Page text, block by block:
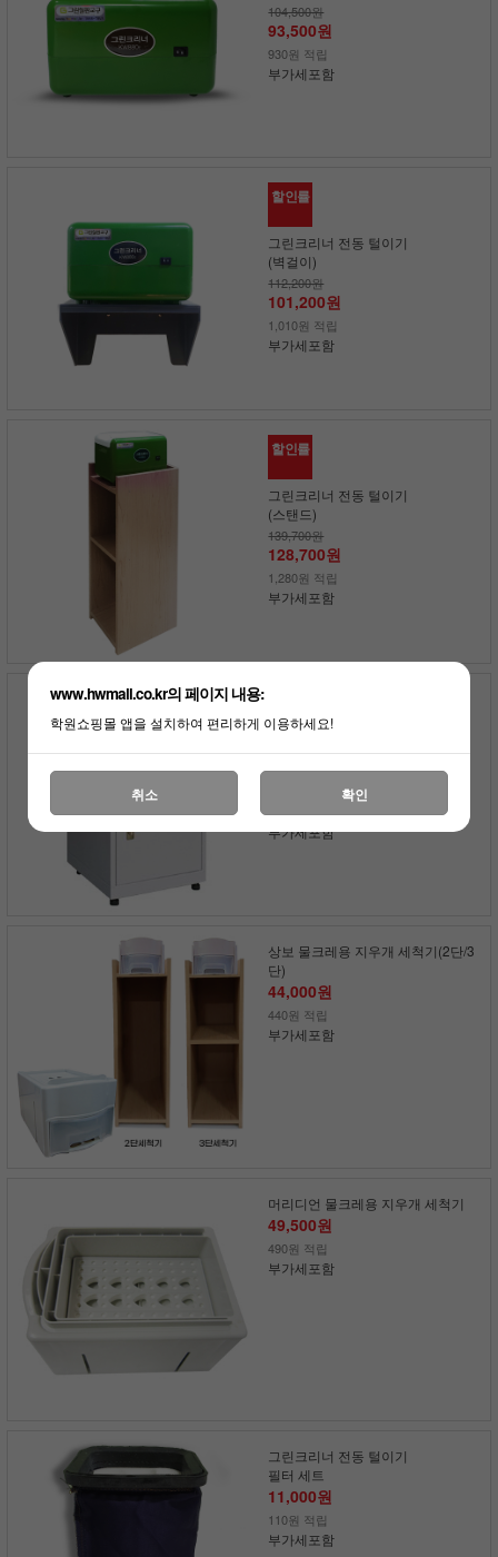
104,500원
93,500원
930원 적립
부가세포함
할인률
그린크리너 전동 털이기
(벽걸이)
112,200원
101,200원
1,010원 적립
부가세포함
할인률
그린크리너 전동 털이기
(스탠드)
139,700원
128,700원
1,280원 적립
부가세포함
440,000원
3,850원 적립
부가세포함
상보 물크레용 지우개 세척기(2단/3
단)
44,000원
440원 적립
부가세포함
머리디언 물크레용 지우개 세척기
49,500원
490원 적립
부가세포함
그린크리너 전동 털이기
필터 세트
11,000원
110원 적립
부가세포함
www.hwmall.co.kr의 페이지 내용:
학원쇼핑몰 앱을 설치하여 편리하게 이용하세요!
취소 확인